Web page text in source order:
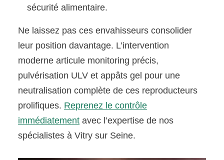
sécurité alimentaire.
Ne laissez pas ces envahisseurs consolider
leur position davantage. L’intervention
moderne articule monitoring précis,
pulvérisation ULV et appâts gel pour une
neutralisation complète de ces reproducteurs
prolifiques. Reprenez le contrôle
immédiatement avec l’expertise de nos
spécialistes à Vitry sur Seine.